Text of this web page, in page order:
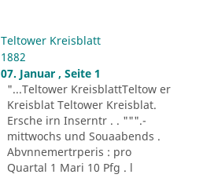
Teltower Kreisblatt
1882
07. Januar , Seite 1
"...Teltower KreisblattTeltow er
Kreisblat Teltower Kreisblat.
Ersche irn Inserntr . . """.-
mittwochs und Souaabends .
Abvnnemertrperis : pro
Quartal 1 Mari 10 Pfg . l